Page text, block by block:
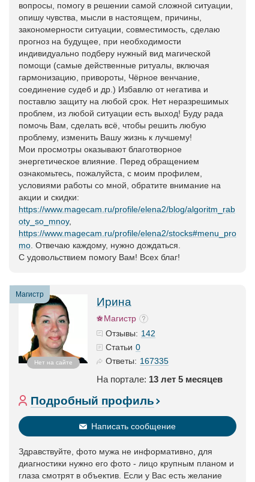
вопросы, помогу в решении самой сложной ситуации,
опишу чувства, мысли в настоящем, причины,
закономерности ситуации, совместимость, сделаю
прогноз на будущее, при необходимости
индивидуально подберу нужный вид магической
помощи (самые действенные ритуалы, включая
гармонизацию, привороты, Чёрное венчание,
соединение судеб и др.) Избавлю от негатива и
поставлю защиту на любой срок. Нет неразрешимых
проблем, из любой ситуации есть выход! Буду рада
помочь Вам, сделать всё, чтобы решить любую
проблему, изменить Вашу жизнь к лучшему!
Мои просмотры оказывают благотворное
энергетическое влияние. Перед обращением
ознакомьтесь, пожалуйста, с моим профилем,
условиями работы со мной, обратите внимание на
акции и скидки:
https://www.magecam.ru/profile/elena2/blog/algoritm_rab
oty_so_mnoy,
https://www.magecam.ru/profile/elena2/stocks#menu_pro
mo . Отвечаю каждому, нужно дождаться.
С удовольствием помогу Вам! Всех благ!
Магистр
Нет на сайте
Ирина
Магистр
Отзывы: 142
Статьи 0
Ответы: 167335
На портале: 13 лет 5 месяцев
Подробный профиль
Написать сообщение
Здравствуйте, фото мужа не информативно, для
диагностики нужно его фото - лицо крупным планом и
глаза смотрят в объектив. Если у Вас есть желание